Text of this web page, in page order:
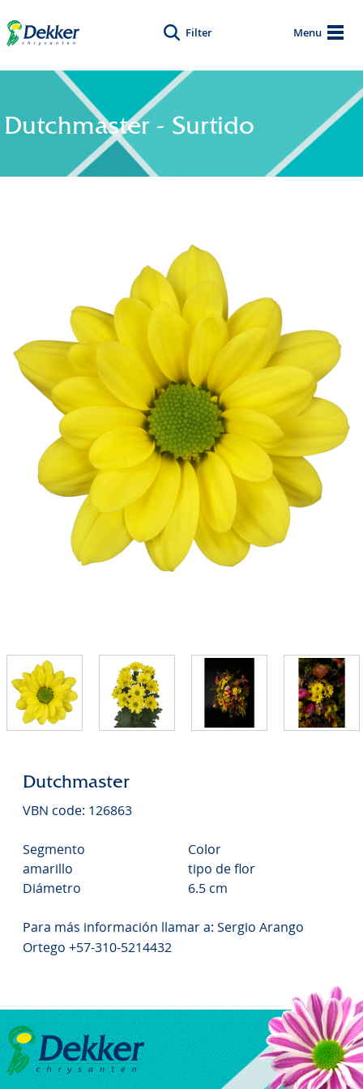
Menu
Filter
Dutchmaster - Surtido
Dutchmaster
VBN code: 126863
Segmento
Color
amarillo
tipo de flor
Diámetro
6.5 cm
Para más información llamar a: Sergio Arango
Ortego +57-310-5214432